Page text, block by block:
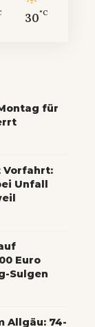
30°C
für
Vorfahrt:
Unfall
Euro
Sulgen
Allgäu: 74-